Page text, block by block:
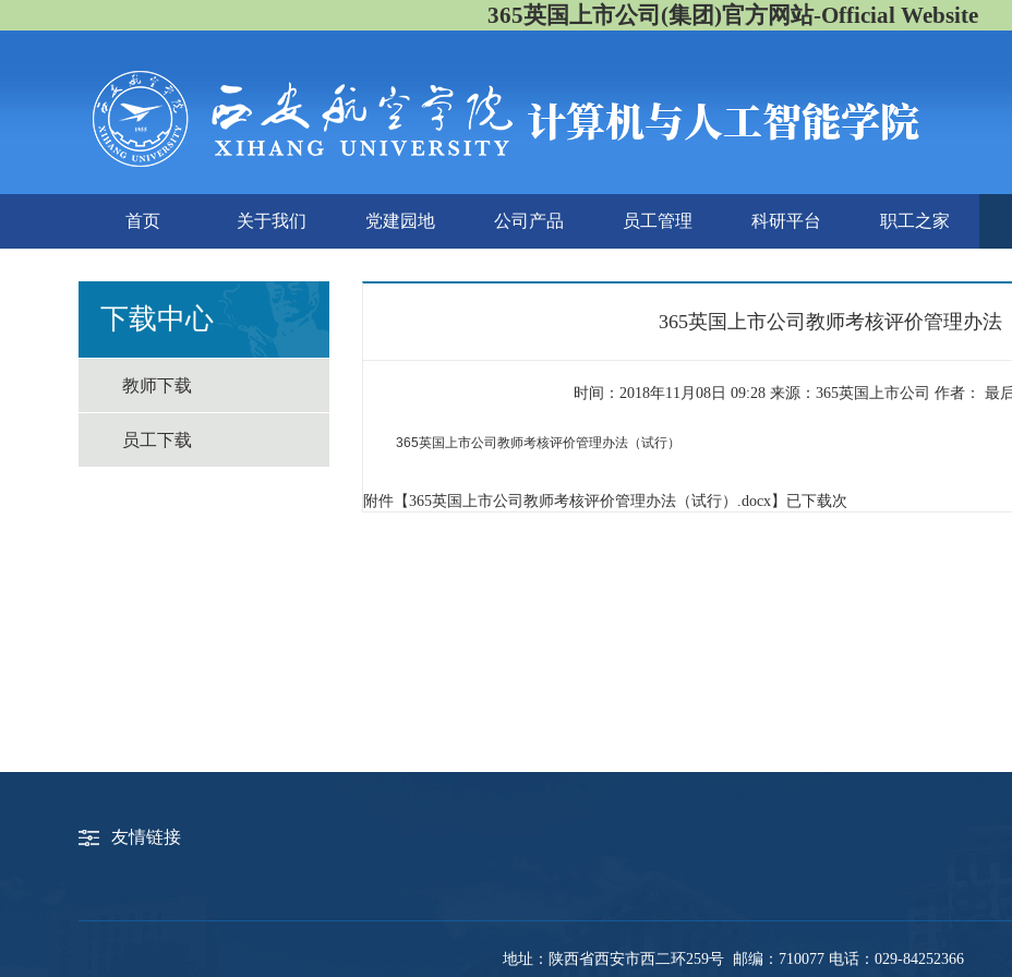
365英国上市公司(集团)官方网站-Official Website
首页 关于我们 党建园地 公司产品 员工管理 科研平台 职工之家
下载中心
教师下载
员工下载
​365英国上市公司教师考核评价管理办法
时间：2018年11月08日 09:28 来源：365英国上市公司 作者： 最
​365英国上市公司教师考核评价管理办法（试行）
附件【​365英国上市公司教师考核评价管理办法（试行）.docx】已下载次
友情链接
地址：陕西省西安市西二环259号 邮编：710077 电话：029-84252366